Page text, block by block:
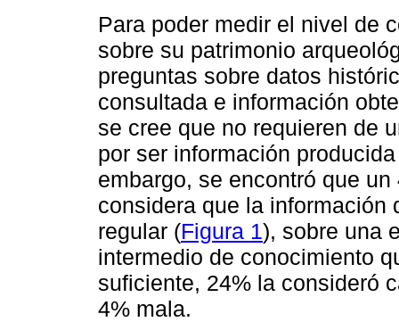
Para poder medir el nivel de
sobre su patrimonio
preguntas sobre datos
consultada e información
se cree que no requieren de
por ser información
embargo, se encontró que
considera que la información
regular (Figura 1), sobre una
intermedio de conocimiento
suficiente, 24% la consideró
4% mala.